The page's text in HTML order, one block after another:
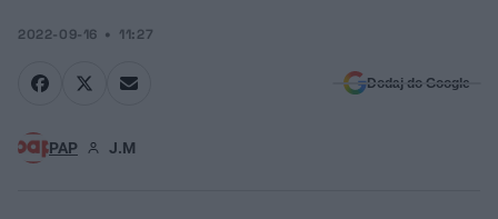
2022-09-16 11:27
Dodaj do Google
PAP J.M